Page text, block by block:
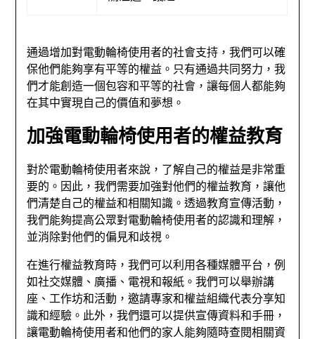
通過增加對電動輪椅使用者的社會支持，我們可以確
保他們能夠享有平等的權益。只有通過共同努力，我
們才能創造一個包容和平等的社會，讓每個人都能夠
在其中實現自己的價值和夢想。
加強電動輪椅使用者的權益教育
對於電動輪椅使用者來說，了解自己的權益是非常重
要的。因此，我們需要加強對他們的權益教育，讓他
們清楚自己的權益和相關知識。透過教育宣傳活動，
我們能夠提高公眾對電動輪椅使用者的認識和理解，
並消除對他們的偏見和歧視。
在進行權益教育時，我們可以利用各種媒體平台，例
如社交媒體、廣播、電視和報紙。我們可以舉辦講
座、工作坊和活動，邀請專家和權益組織代表分享知
識和經驗。此外，我們還可以提供宣傳資料和手冊，
讓電動輪椅使用者和他們的家人能夠隨時查閱相關資